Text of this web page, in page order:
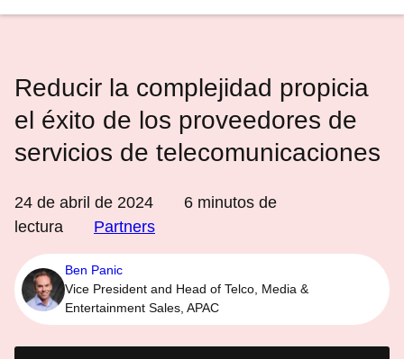
Reducir la complejidad propicia
el éxito de los proveedores de
servicios de telecomunicaciones
24 de abril de 2024 6 minutos de
lectura
Partners
Ben Panic
Vice President and Head of Telco, Media &
Entertainment Sales, APAC